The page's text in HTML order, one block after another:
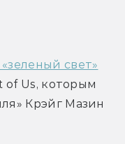
свет»
of Us, которым
Крэйг Мазин